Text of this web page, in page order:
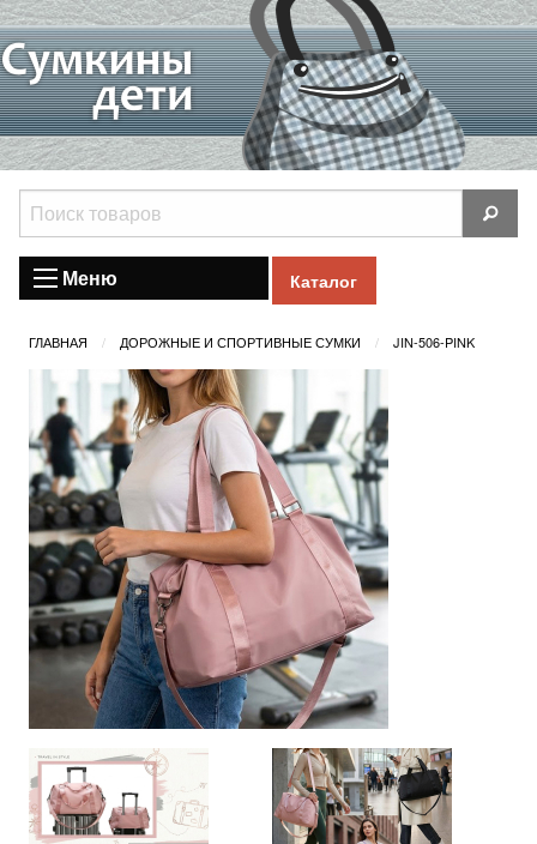
Меню Каталог
ГЛАВНАЯ ДОРОЖНЫЕ И СПОРТИВНЫЕ СУМКИ JIN-506-PINK